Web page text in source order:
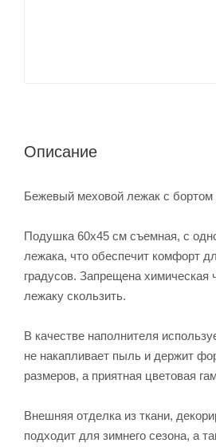
Описание
Бежевый меховой лежак с бортом
Подушка 60х45 см съемная, с
лежака, что обеспечит комфорт
градусов. Запрещена химическая
лежаку скользить.
В качестве наполнителя
не накапливает пыль и держит
размеров, а приятная цветовая
Внешняя отделка из ткани,
подходит для зимнего сезона, а